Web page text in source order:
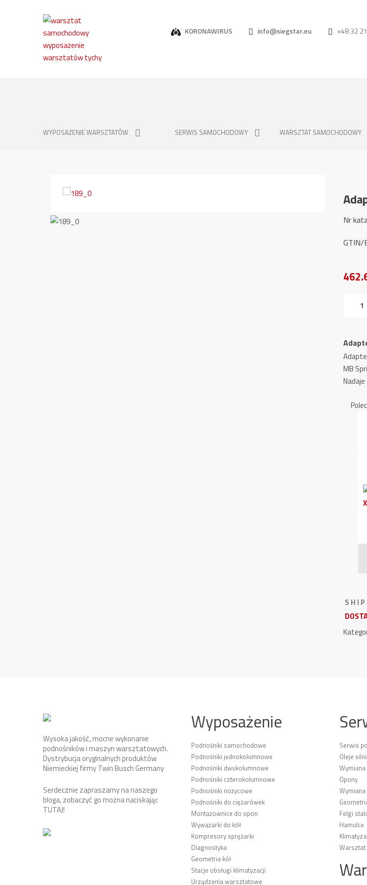
KORONAWIRUS info@siegstar.eu +48 32
WYPOSAŻENIE WARSZTATÓW SERWIS SAMOCHODOWY WARSZTAT SAMOCHODOWY
Nr
GTIN/
Adapter
TW
X-
LLKW
MB
S H I
Wysoka jakość, mocne wykonanie
podnośników i maszyn warsztatowych.
Dystrybucja oryginalnych produktów
Niemieckiej firmy Twin Busch Germany
Serdecznie zapraszamy na naszego
bloga, zobaczyć go można naciskając
TUTAJ!
Wyposażenie
Podnośniki samochodowe
Podnośniki jednokolumnowe
Podnośniki dwukolumnowe
Podnośniki czterokolumnowe
Podnośniki nożycowe
Podnośniki do ciężarówek
Montażownice do opon
Wyważarki do kół
Kompresory sprężarki
Diagnostyka
Geometria kół
Stacje obsługi klimatyzacji
Urządzenia warsztatowe
Serwis
Oleje
Opony
Felgi
Hamulce